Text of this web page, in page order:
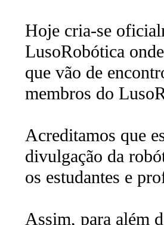
Hoje cria-se
LusoRobótica
que vão de
membros do
Acreditamos que
divulgação da
os estudantes e
Assim, para além